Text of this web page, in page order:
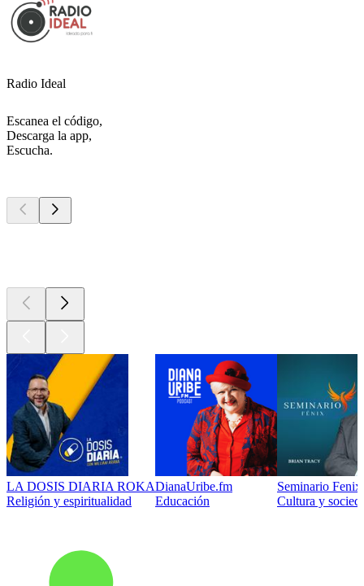
Radio Ideal
Escanea el código,
Descarga la app,
Escucha.
LA DOSIS DIARIA ROKA
Religión y espiritualidad
DianaUribe.fm
Educación
Seminario
Cultura y